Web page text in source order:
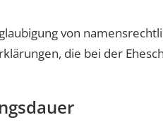
von
die bei der